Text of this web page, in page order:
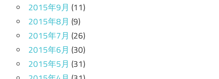
2015年9月 (11)
2015年8月 (9)
2015年7月 (26)
2015年6月 (30)
2015年5月 (31)